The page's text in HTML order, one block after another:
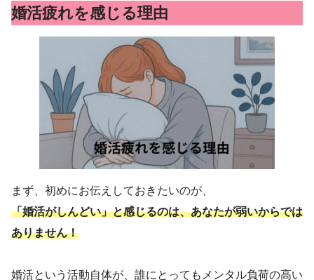
婚活疲れを感じる理由
まず、初めにお伝えしておきたいのが、
「婚活がしんどい」と感じるのは、あなたが弱いからでは
ありません！
婚活という活動自体が、誰にとってもメンタル負荷の高い